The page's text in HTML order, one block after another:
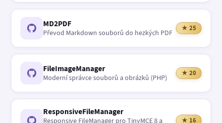
MD2PDF
Převod Markdown souborů do hezkých PDF
★ 25
FileImageManager
Moderní správce souborů a obrázků (PHP)
★ 20
ResponsiveFileManager
Responsive FileManager pro TinyMCE 8 a
★ 16